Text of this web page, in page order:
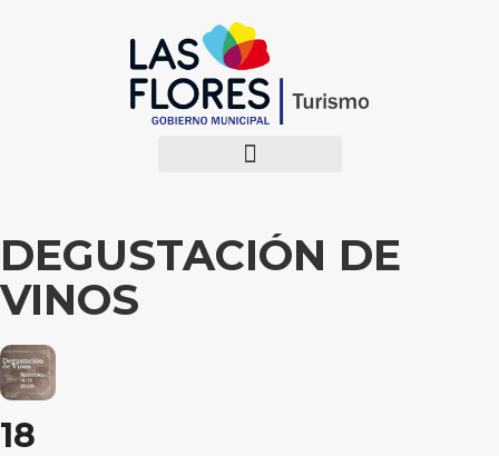
DEGUSTACIÓN DE
VINOS
18